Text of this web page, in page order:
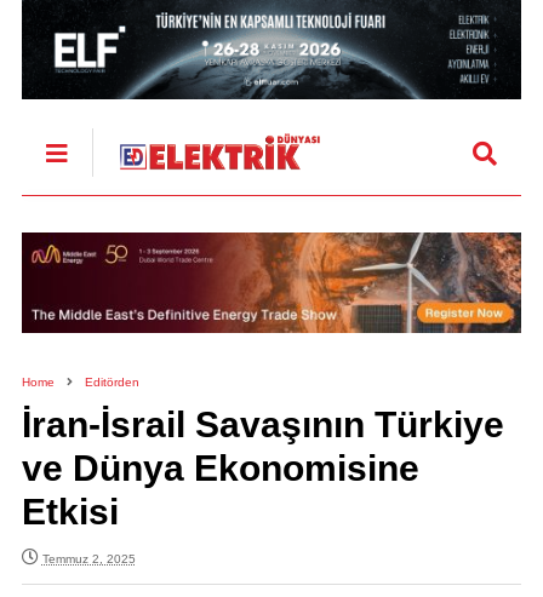
Home Editörden
İran-İsrail Savaşının Türkiye
ve Dünya Ekonomisine
Etkisi
Temmuz 2, 2025